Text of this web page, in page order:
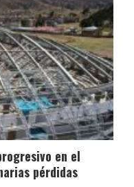
en el
pérdidas